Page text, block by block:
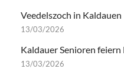
Veedelszoch in Kaldauen
13/03/2026
Kaldauer Senioren feiern
13/03/2026